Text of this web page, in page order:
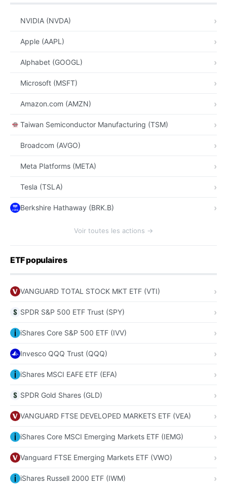
NVIDIA (NVDA)
Apple (AAPL)
Alphabet (GOOGL)
Microsoft (MSFT)
Amazon.com (AMZN)
Taiwan Semiconductor Manufacturing (TSM)
Broadcom (AVGO)
Meta Platforms (META)
Tesla (TSLA)
Berkshire Hathaway (BRK.B)
Voir toutes les actions →
ETF populaires
VANGUARD TOTAL STOCK MKT ETF (VTI)
SPDR S&P 500 ETF Trust (SPY)
iShares Core S&P 500 ETF (IVV)
Invesco QQQ Trust (QQQ)
iShares MSCI EAFE ETF (EFA)
SPDR Gold Shares (GLD)
VANGUARD FTSE DEVELOPED MARKETS ETF (VEA)
iShares Core MSCI Emerging Markets ETF (IEMG)
Vanguard FTSE Emerging Markets ETF (VWO)
iShares Russell 2000 ETF (IWM)